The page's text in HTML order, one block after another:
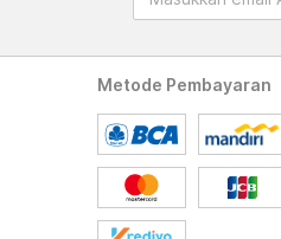
Metode Pembayaran